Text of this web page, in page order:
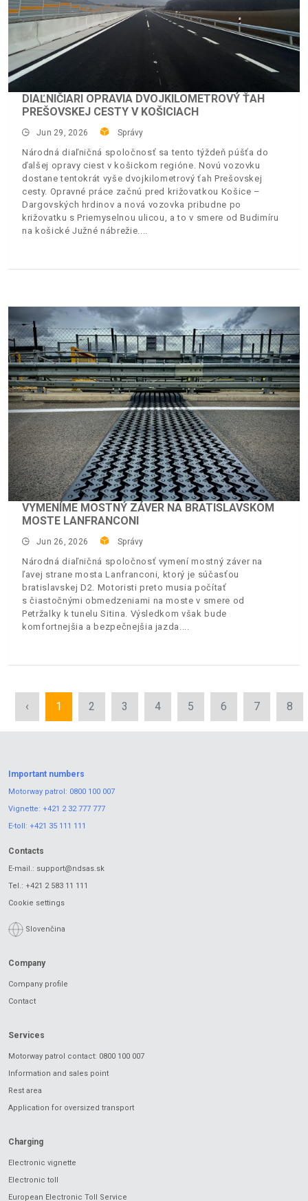
DIAĽNIČIARI OPRAVIA DVOJKILOMETROVÝ ŤAH
PREŠOVSKEJ CESTY V KOŠICIACH
Jun 29, 2026 Správy
Národná diaľničná spoločnosť sa tento týždeň púšťa do
ďalšej opravy ciest v košickom regióne. Novú vozovku
dostane tentokrát vyše dvojkilometrový ťah Prešovskej
cesty. Opravné práce začnú pred križovatkou Košice –
Dargovských hrdinov a nová vozovka pribudne po
križovatku s Priemyselnou ulicou, a to v smere od Budimíru
na košické Južné nábrežie.
VYMENÍME MOSTNÝ ZÁVER NA BRATISLAVSKOM
MOSTE LANFRANCONI
Jun 26, 2026 Správy
Národná diaľničná spoločnosť vymení mostný záver na
ľavej strane mosta Lanfranconi, ktorý je súčasťou
bratislavskej D2. Motoristi preto musia počítať
s čiastočnými obmedzeniami na moste v smere od
Petržalky k tunelu Sitina. Výsledkom však bude
komfortnejšia a bezpečnejšia jazda.
‹ 1 2 3 4 5 6 7 8
Important numbers
Motorway patrol: 0800 100 007
Vignette: +421 2 32 777 777
E-toll: +421 35 111 111
Contacts
E-mail.: support@ndsas.sk
Tel.: +421 2 583 11 111
Cookie settings
Slovenčina
Company
Company profile
Contact
Services
Motorway patrol contact: 0800 100 007
Information and sales point
Rest area
Application for oversized transport
Charging
Electronic vignette
Electronic toll
European Electronic Toll Service